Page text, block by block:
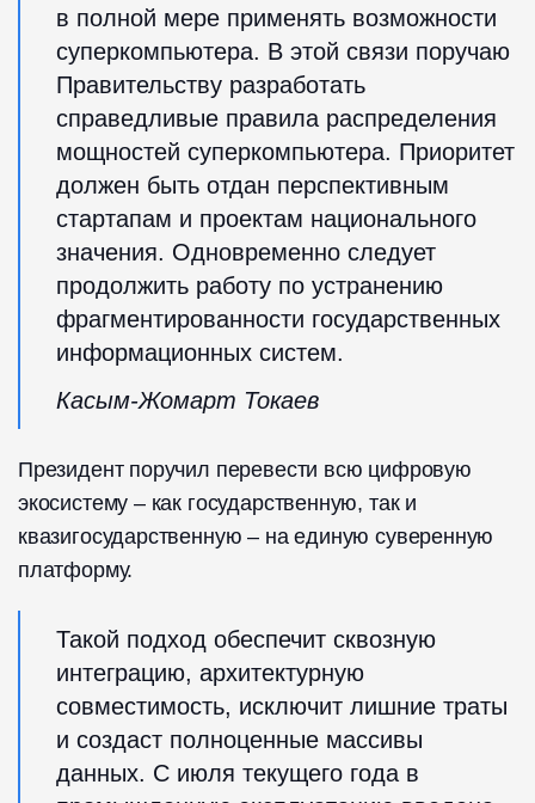
в полной мере применять возможности
суперкомпьютера. В этой связи поручаю
Правительству разработать
справедливые правила распределения
мощностей суперкомпьютера. Приоритет
должен быть отдан перспективным
стартапам и проектам национального
значения. Одновременно следует
продолжить работу по устранению
фрагментированности государственных
информационных систем.
Касым-Жомарт Токаев
Президент поручил перевести всю цифровую
экосистему – как государственную, так и
квазигосударственную – на единую суверенную
платформу.
Такой подход обеспечит сквозную
интеграцию, архитектурную
совместимость, исключит лишние траты
и создаст полноценные массивы
данных. С июля текущего года в